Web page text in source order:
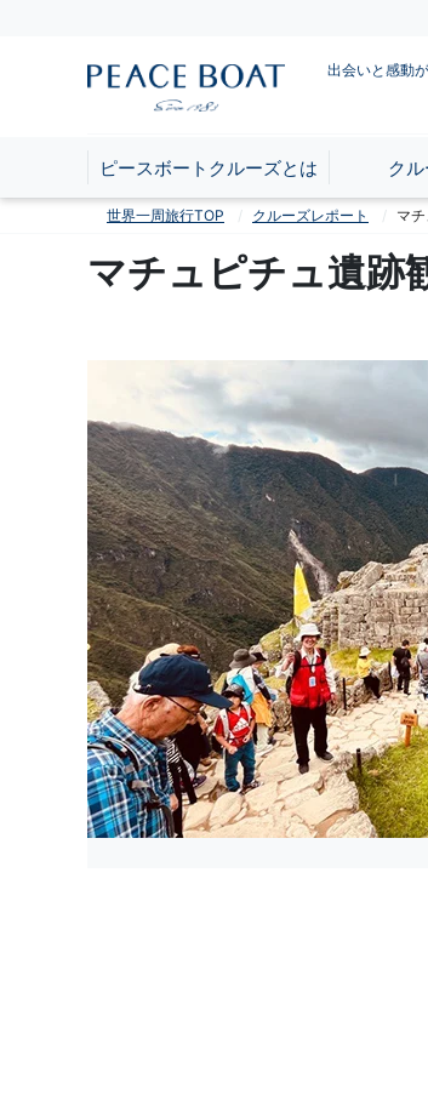
出会いと感動
ピースボートクルーズとは ク
世界一周旅行TOP クルーズレポート マ
マチュピチュ遺跡